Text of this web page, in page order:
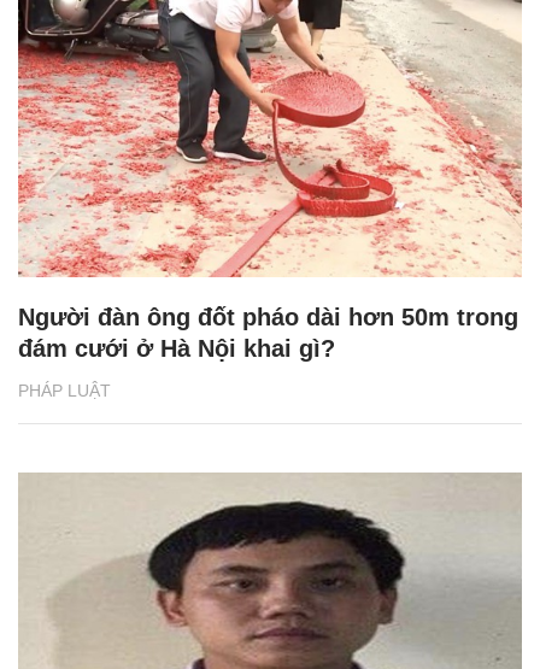
PHÁP LUẬT
Người đàn ông đốt pháo dài hơn 50m trong
đám cưới ở Hà Nội khai gì?